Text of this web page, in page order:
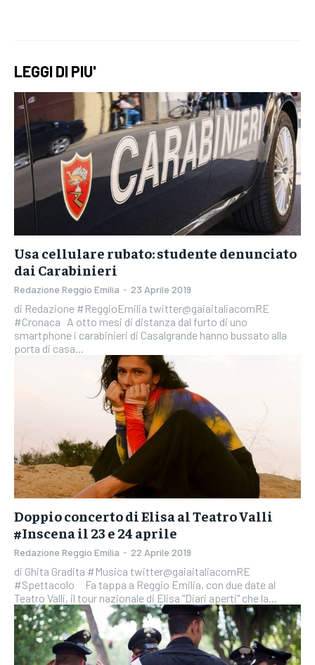
LEGGI DI PIU'
Usa cellulare rubato: studente denunciato
dai Carabinieri
Redazione Reggio Emilia - 23 Aprile 2019
di Redazione #ReggioEmilia twitter@gaiaitaliacomRE
#Cronaca A otto mesi di distanza dal furto di uno
smartphone i carabinieri di Casalgrande hanno bussato alla
porta di casa...
Doppio concerto di Elisa al Teatro Valli
#Inscena il 23 e 24 aprile
Redazione Reggio Emilia - 22 Aprile 2019
di Ghita Gradita #Musica twitter@gaiaitaliacomRE
#Spettacolo Fa tappa a Reggio Emilia, con due date al
Teatro Valli, il tour nazionale di Elisa "Diari aperti" che la...